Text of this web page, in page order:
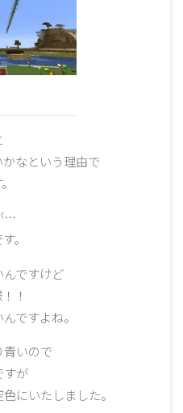
なという理由で
…
。
ですけど
！
ですよね。
いので
すが
にいたしました。